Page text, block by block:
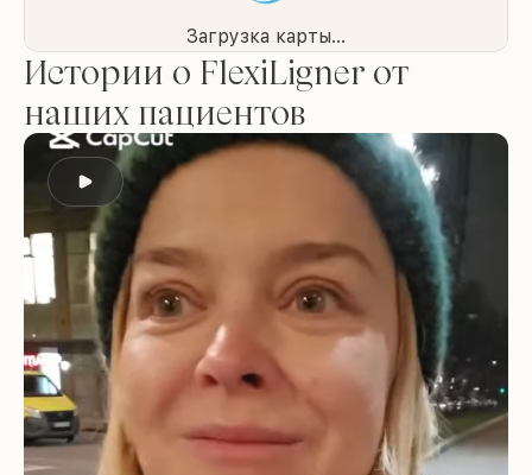
Загрузка карты...
Истории о FlexiLigner от
наших пациентов